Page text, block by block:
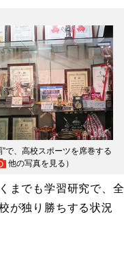
”で、高校スポーツを席巻する
他の写真を見る ）
までも学習研究で、全
が独り勝ちする状況